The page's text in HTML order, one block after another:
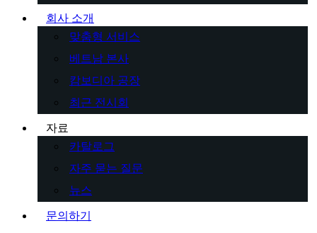
회사 소개
맞춤형 서비스
베트남 본사
캄보디아 공장
최근 전시회
자료
카탈로그
자주 묻는 질문
뉴스
문의하기